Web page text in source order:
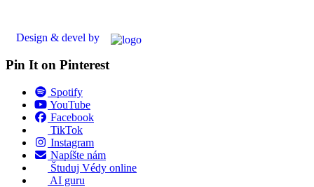
Design & devel by
Pin It on Pinterest
Spotify
YouTube
Facebook
TikTok
Instagram
Napíšte nám
Študuj Védy online
AI guru